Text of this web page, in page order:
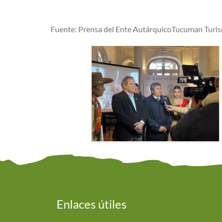
Fuente: Prensa del Ente AutárquicoTucuman
Enlaces útiles